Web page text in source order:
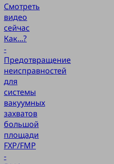
Смотреть
видео
сейчас
Как...?
-
Предотвращение
неисправностей
для
системы
вакуумных
захватов
большой
площади
FXP/FMP
-